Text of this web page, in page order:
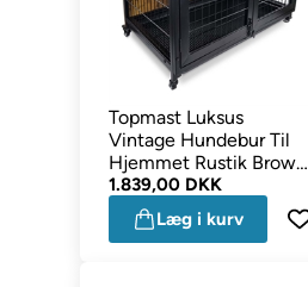
Topmast Luksus
Vintage Hundebur Til
Hjemmet Rustik Brown
& Black
1.839,00 DKK
Læg i kurv